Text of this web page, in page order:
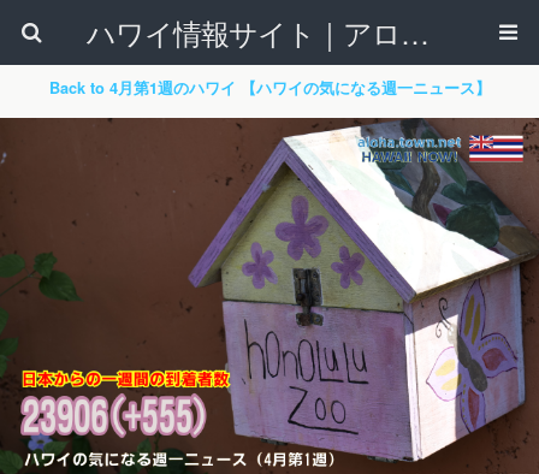
ハワイ情報サイト｜アロハタウンネット
Back to 4月第1週のハワイ 【ハワイの気になる週一ニュース】